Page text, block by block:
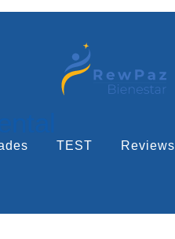
TEST Reviews